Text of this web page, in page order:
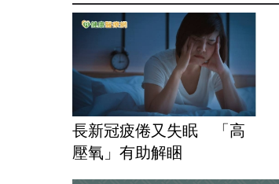
長新冠疲倦又失眠 「高
壓氧」有助解睏